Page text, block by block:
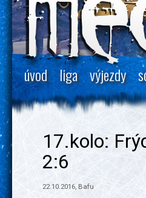
úvod liga výjezdy
17.kolo:
2:6
22.10.2016, Bafu